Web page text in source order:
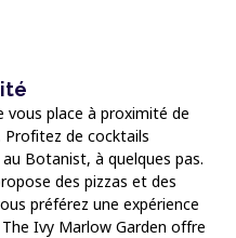
vous place à proximité de
de cocktails
Botanist, à quelques pas.
des pizzas et des
préférez une expérience
Ivy Marlow Garden offre